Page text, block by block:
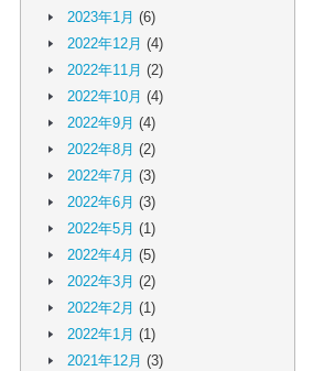
2023年1月 (6)
2022年12月 (4)
2022年11月 (2)
2022年10月 (4)
2022年9月 (4)
2022年8月 (2)
2022年7月 (3)
2022年6月 (3)
2022年5月 (1)
2022年4月 (5)
2022年3月 (2)
2022年2月 (1)
2022年1月 (1)
2021年12月 (3)